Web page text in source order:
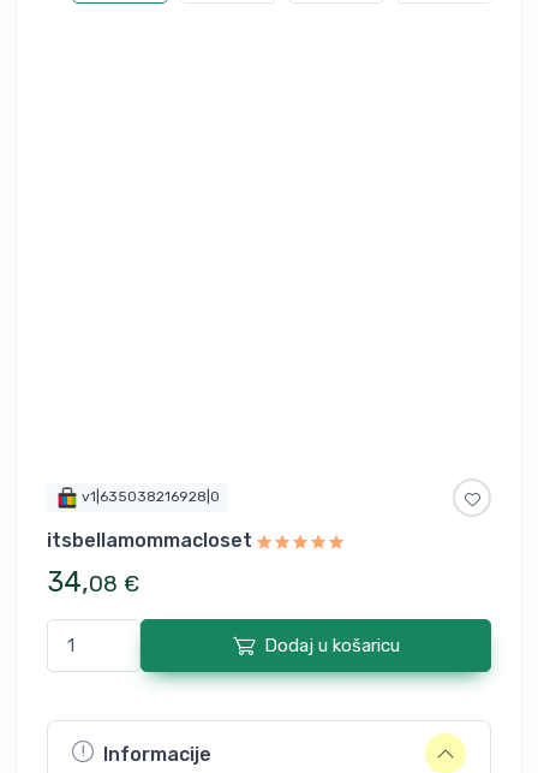
v1|635038216928|0
itsbellamommacloset
34,08 €
Dodaj u košaricu
Informacije